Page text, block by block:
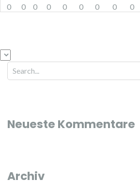
0
0 0 0 0 0 0 0 0
Neueste Kommentare
Archiv